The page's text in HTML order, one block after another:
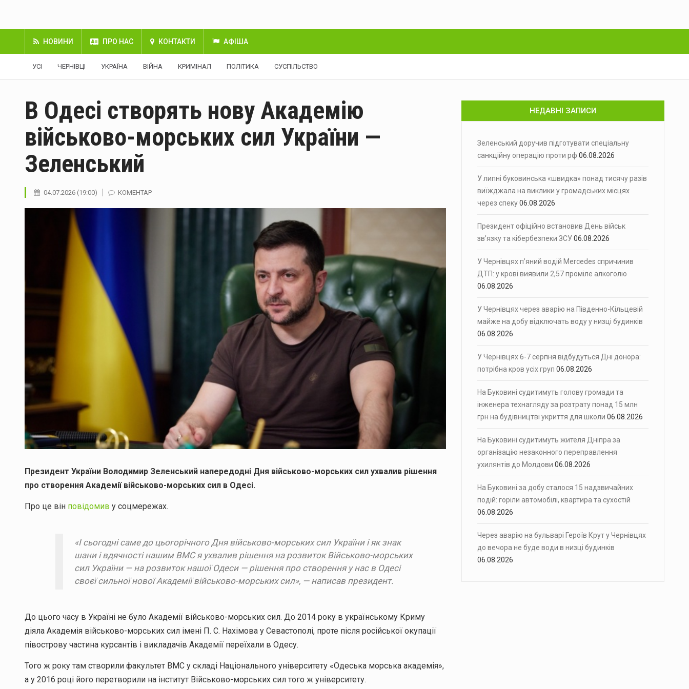
НОВИНИ ПРО НАС КОНТАКТИ АФІША
УСІ ЧЕРНІВЦІ УКРАЇНА ВІЙНА КРИМІНАЛ ПОЛІТИКА СУСПІЛЬСТВО
В Одесі створять нову Академію
військово-морських сил України —
Зеленський
04.07.2026 (19:00) КОМЕНТАР
Президент України Володимир Зеленський напередодні Дня військово-морських сил ухвалив рішення
про створення Академії військово-морських сил в Одесі.
Про це він повідомив у соцмережах.
«І сьогодні саме до цьогорічного Дня військово-морських сил України і як знак
шани і вдячності нашим ВМС я ухвалив рішення на розвиток Військово-морських
сил України — на розвиток нашої Одеси — рішення про створення у нас в Одесі
своєї сильної нової Академії військово-морських сил», — написав президент.
До цього часу в Україні не було Академії військово-морських сил. До 2014 року в українському Криму
діяла Академія військово-морських сил імені П. С. Нахімова у Севастополі, проте після російської окупації
півострову частина курсантів і викладачів Академії переїхали в Одесу.
Того ж року там створили факультет ВМС у складі Національного університету «Одеська морська академія»,
а у 2016 році його перетворили на інститут Військово-морських сил того ж університету.
НЕДАВНІ ЗАПИСИ
Зеленський доручив підготувати спеціальну
санкційну операцію проти рф 06.08.2026
У липні буковинська «швидка» понад тисячу разів
виїжджала на виклики у громадських місцях
через спеку06.08.2026
Президент офіційно встановив День військ
зв’язку та кібербезпеки ЗСУ06.08.2026
У Чернівцях п’яний водій Mercedes спричинив
ДТП: у крові виявили 2,57 проміле алкоголю
06.08.2026
У Чернівцях через аварію на Південно-Кільцевій
майже на добу відключать воду у низці будинків
06.08.2026
У Чернівцях 6-7 серпня відбудуться Дні донора:
потрібна кров усіх груп 06.08.2026
На Буковині судитимуть голову громади та
інженера технагляду за розтрату понад 15 млн
грн на будівництві укриття для школи 06.08.2026
На Буковині судитимуть жителя Дніпра за
організацію незаконного переправлення
ухилянтів до Молдови 06.08.2026
На Буковині за добу сталося 15 надзвичайних
подій: горіли автомобілі, квартира та сухостій
06.08.2026
Через аварію на бульварі Героїв Крут у Чернівцях
до вечора не буде води в низці будинків
06.08.2026